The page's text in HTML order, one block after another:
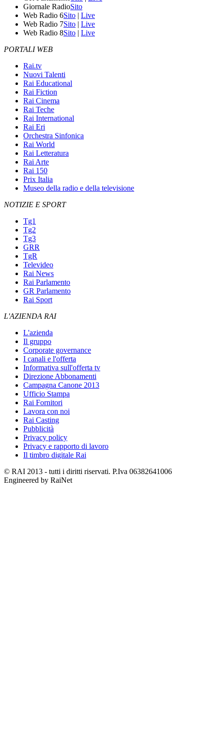
Giornale RadioSito
Web Radio 6Sito | Live
Web Radio 7Sito | Live
Web Radio 8Sito | Live
PORTALI WEB
Rai.tv
Nuovi Talenti
Rai Educational
Rai Fiction
Rai Cinema
Rai Teche
Rai International
Rai Eri
Orchestra Sinfonica
Rai World
Rai Letteratura
Rai Arte
Rai 150
Prix Italia
Museo della radio e della televisione
NOTIZIE E SPORT
Tg1
Tg2
Tg3
GRR
TgR
Televideo
Rai News
Rai Parlamento
GR Parlamento
Rai Sport
L'AZIENDA RAI
L'azienda
Il gruppo
Corporate governance
I canali e l'offerta
Informativa sull'offerta tv
Direzione Abbonamenti
Campagna Canone 2013
Ufficio Stampa
Rai Fornitori
Lavora con noi
Rai Casting
Pubblicità
Privacy policy
Privacy e rapporto di lavoro
Il timbro digitale Rai
© RAI 2013 - tutti i diritti riservati. P.Iva 06382641006
Engineered by RaiNet